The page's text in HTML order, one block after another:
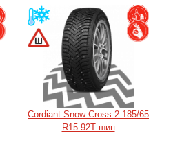
Cordiant Snow Cross 2 185/65
R15 92T шип